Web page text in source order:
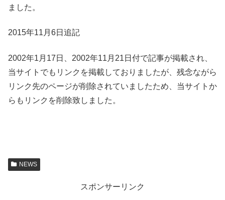
ました。
2015年11月6日追記
2002年1月17日、2002年11月21日付で記事が掲載され、
当サイトでもリンクを掲載しておりましたが、残念ながら
リンク先のページが削除されていましたため、当サイトか
らもリンクを削除致しました。
NEWS
スポンサーリンク